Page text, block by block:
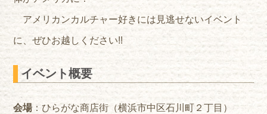
アメリカンカルチャー好きには見逃せないイベント
に、ぜひお越しください!!
イベント概要
会場：ひらがな商店街（横浜市中区石川町２丁目）